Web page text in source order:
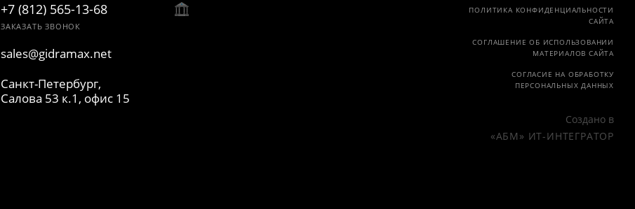
+7 (812) 565-13-68
ЗАКАЗАТЬ ЗВОНОК
sales@gidramax.net
Санкт-Петербург,
Салова 53 к.1, офис 15
ПОЛИТИКА КОНФИДЕНЦИАЛЬНОСТИ
САЙТА
СОГЛАШЕНИЕ ОБ ИСПОЛЬЗОВАНИИ
МАТЕРИАЛОВ САЙТА
СОГЛАСИЕ НА ОБРАБОТКУ
ПЕРСОНАЛЬНЫХ ДАННЫХ
Создано в
«АБМ» ИТ-ИНТЕГРАТОР